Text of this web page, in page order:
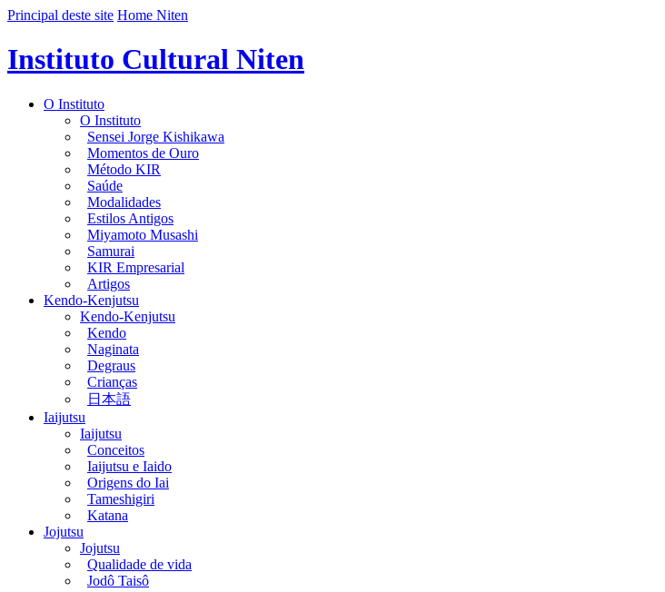
Principal deste site Home Niten
Instituto Cultural Niten
O Instituto
O Instituto
Sensei Jorge Kishikawa
Momentos de Ouro
Método KIR
Saúde
Modalidades
Estilos Antigos
Miyamoto Musashi
Samurai
KIR Empresarial
Artigos
Kendo-Kenjutsu
Kendo-Kenjutsu
Kendo
Naginata
Degraus
Crianças
日本語
Iaijutsu
Iaijutsu
Conceitos
Iaijutsu e Iaido
Origens do Iai
Tameshigiri
Katana
Jojutsu
Jojutsu
Qualidade de vida
Jodô Taisô